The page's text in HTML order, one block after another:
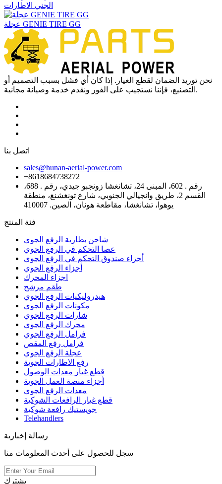
الجني الاطارات
عجلة GENIE TIRE GG
نحن توريد الضمان لقطع الغيار. إذا كان أي فشل بسبب التصميم أو
التصنيع، فإننا نستجيب على الفور ونقدم خدمة وصيانة مجانية.
اتصل بنا
sales@hunan-aerial-power.com
+8618684738272
رقم . 602، المبنى 24، تشانغشا زونجبو جيدي، رقم . 688،
القسم 2، طريق وانجيالي الجنوبي، شارع تونغشنغ، منطقة
يوهوا، تشانغشا، مقاطعة هونان، الصين. 410007
فئة المنتج
شاحن بطارية الرفع الجوي
عصا التحكم في الرفع الجوي
أجزاء صندوق التحكم في الرفع الجوي
أجزاء الرفع الجوي
اجزاء المحرك
طقم مرشح
هيدروليكيات الرفع الجوي
مكونات الرفع الجوي
شارات الرفع الجوي
محرك الرفع الجوي
فرامل الرفع الجوي
فرامل رفع المقص
عجلة الرفع الجوي
رفع الاطارات الجوية
قطع غيار معدات الوصول
أجزاء منصة العمل الجوية
معدات الرفع الجوي
قطع غيار الرافعات الشوكية
جويستيك رافعة شوكية
Telehandlers
رسالة إخبارية
سجل للحصول على أحدث المعلومات منا
يشترك